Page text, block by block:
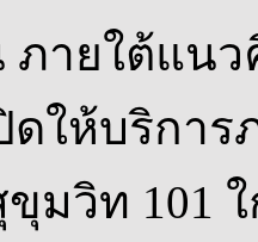
ายใต้แนวคิ
ดให้บริกา
มวิท 101